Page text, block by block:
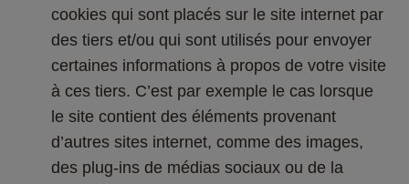
cookies qui sont placés sur le site internet par
des tiers et/ou qui sont utilisés pour envoyer
certaines informations à propos de votre visite
à ces tiers. C’est par exemple le cas lorsque
le site contient des éléments provenant
d’autres sites internet, comme des images,
des plug-ins de médias sociaux ou de la